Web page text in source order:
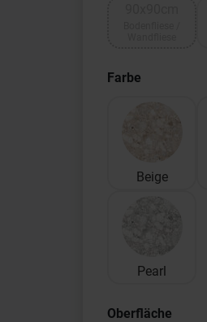
Farbe
Beige
Pearl
Oberfläche